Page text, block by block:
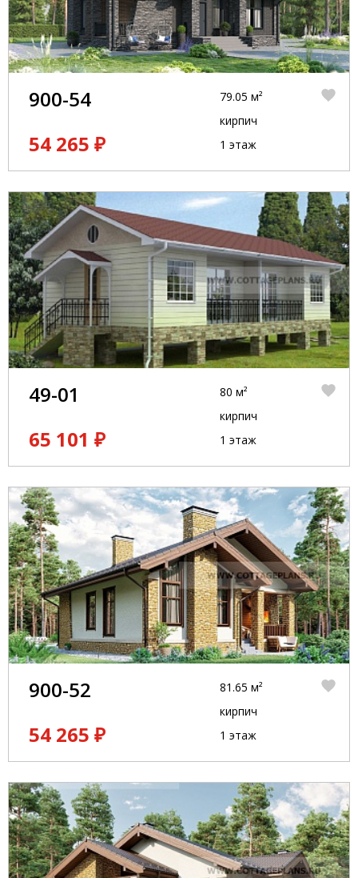
900-54
54 265 ₽
79.05 м²
кирпич
1 этаж
49-01
65 101 ₽
80 м²
кирпич
1 этаж
900-52
54 265 ₽
81.65 м²
кирпич
1 этаж